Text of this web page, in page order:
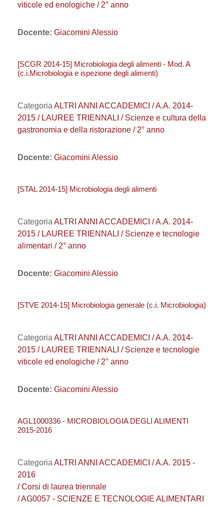
viticole ed enologiche / 2° anno
Docente: Giacomini Alessio
[SCGR 2014-15] Microbiologia degli alimenti - Mod. A
(c.i.Microbiologia e ispezione degli alimenti)
Categoria ALTRI ANNI ACCADEMICI / A.A. 2014-
2015 / LAUREE TRIENNALI / Scienze e cultura della
gastronomia e della ristorazione / 2° anno
Docente: Giacomini Alessio
[STAL 2014-15] Microbiologia degli alimenti
Categoria ALTRI ANNI ACCADEMICI / A.A. 2014-
2015 / LAUREE TRIENNALI / Scienze e tecnologie
alimentari / 2° anno
Docente: Giacomini Alessio
[STVE 2014-15] Microbiologia generale (c.i. Microbiologia)
Categoria ALTRI ANNI ACCADEMICI / A.A. 2014-
2015 / LAUREE TRIENNALI / Scienze e tecnologie
viticole ed enologiche / 2° anno
Docente: Giacomini Alessio
AGL1000336 - MICROBIOLOGIA DEGLI ALIMENTI
2015-2016
Categoria ALTRI ANNI ACCADEMICI / A.A. 2015 -
2016
/ Corsi di laurea triennale
/ AG0057 - SCIENZE E TECNOLOGIE ALIMENTARI